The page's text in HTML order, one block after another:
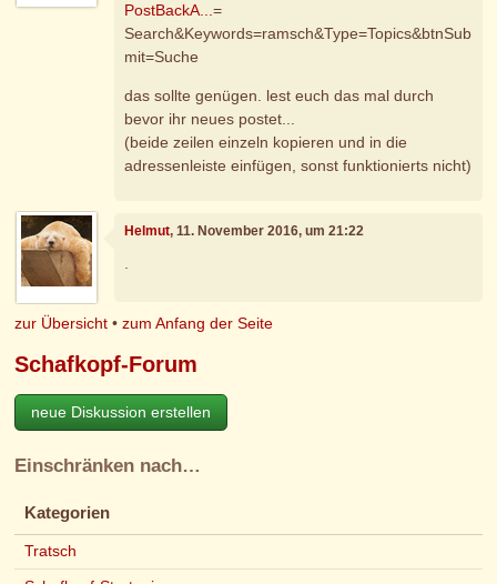
PostBackA...=
Search&Keywords=ramsch&Type=Topics&btnSub
mit=Suche
das sollte genügen. lest euch das mal durch
bevor ihr neues postet...
(beide zeilen einzeln kopieren und in die
adressenleiste einfügen, sonst funktionierts nicht)
Helmut, 11. November 2016, um 21:22
.
zur Übersicht •zum Anfang der Seite
Schafkopf-Forum
neue Diskussion erstellen
Einschränken nach…
Kategorien
Tratsch